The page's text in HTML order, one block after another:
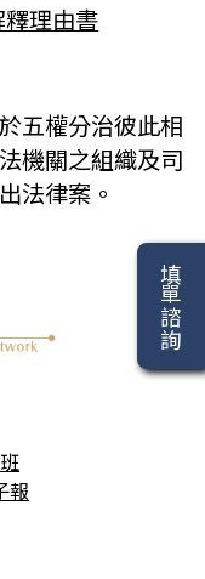
釋理由書
五權分治彼此相
機關之組織及司
法律案。
填單諮詢
報